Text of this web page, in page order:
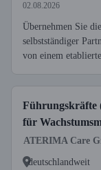
02.08.2026
Übernehmen Sie
selbstständiger
von einem
Führungskräfte
für
ATERIMA Care
deutschlandweit